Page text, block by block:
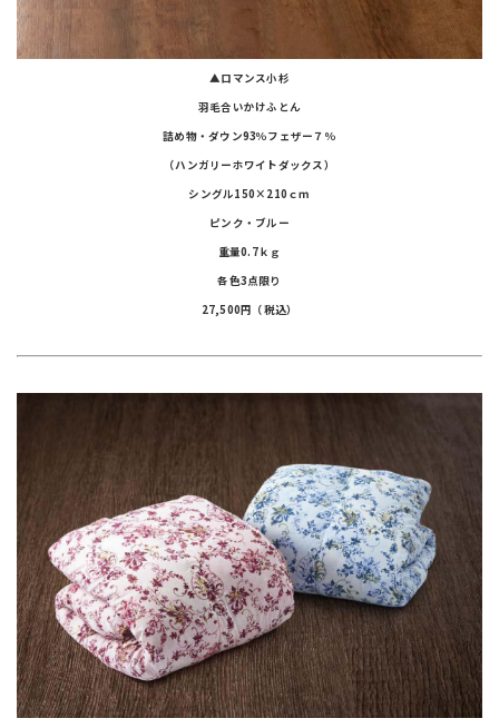
▲ロマンス小杉
羽毛合いかけふとん
詰め物・ダウン93％フェザー７％
（ハンガリーホワイトダックス）
シングル150×210ｃｍ
ピンク・ブルー
重量0.7ｋｇ
各色3点限り
27,500円（税込）